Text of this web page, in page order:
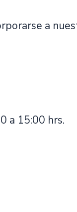
a
a 15:00 hrs.